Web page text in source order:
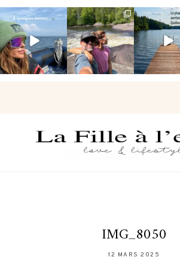
Voir une baleine
en photo, c’est
impressionnant
🐋...
Les Laurentides,
le Québec
version nature.
...
Et si je te
qu’il
sentier
127
IMG_8050
12 MARS 2025